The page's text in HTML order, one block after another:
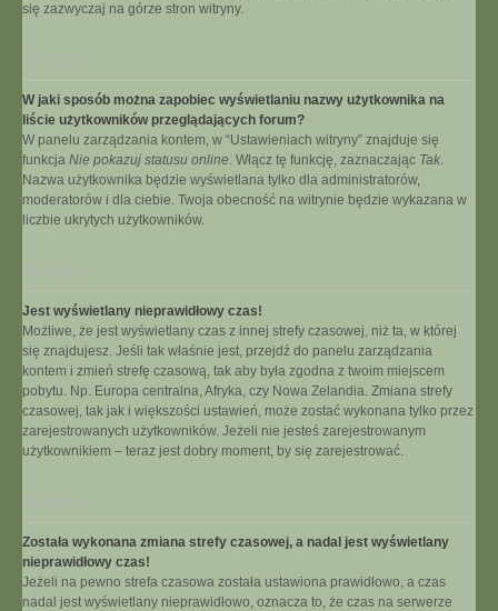
się zazwyczaj na górze stron witryny.
W jaki sposób można zapobiec wyświetlaniu nazwy użytkownika na
liście użytkowników przeglądających forum?
W panelu zarządzania kontem, w “Ustawieniach witryny” znajduje się
funkcja Nie pokazuj statusu online. Włącz tę funkcję, zaznaczając Tak.
Nazwa użytkownika będzie wyświetlana tylko dla administratorów,
moderatorów i dla ciebie. Twoja obecność na witrynie będzie wykazana w
liczbie ukrytych użytkowników.
Jest wyświetlany nieprawidłowy czas!
Możliwe, że jest wyświetlany czas z innej strefy czasowej, niż ta, w której
się znajdujesz. Jeśli tak właśnie jest, przejdź do panelu zarządzania
kontem i zmień strefę czasową, tak aby była zgodna z twoim miejscem
pobytu. Np. Europa centralna, Afryka, czy Nowa Zelandia. Zmiana strefy
czasowej, tak jak i większości ustawień, może zostać wykonana tylko przez
zarejestrowanych użytkowników. Jeżeli nie jesteś zarejestrowanym
użytkownikiem – teraz jest dobry moment, by się zarejestrować.
Została wykonana zmiana strefy czasowej, a nadal jest wyświetlany
nieprawidłowy czas!
Jeżeli na pewno strefa czasowa została ustawiona prawidłowo, a czas
nadal jest wyświetlany nieprawidłowo, oznacza to, że czas na serwerze